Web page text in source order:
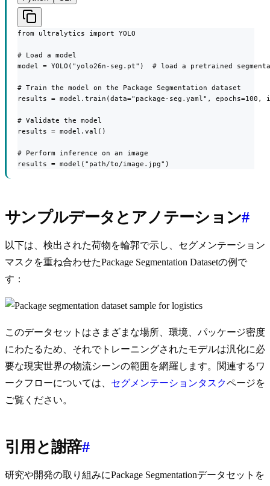
from ultralytics import YOLO
# Load a model
model = YOLO("yolo26n-seg.pt")  # load a pretrained
# Train the model on the Package Segmentation dataset
results = model.train(data="package-seg.yaml", epochs=100,
# Validate the model
results = model.val()
# Perform inference on an image
results = model("path/to/image.jpg")
サンプルデータとアノテーション#
以下は、検出された荷物を輪郭で示し、セグメンテーション
マスクを重ね合わせたPackage Segmentation Datasetの例で
す：
このデータセットはさまざまな場所、環境、パッケージ密度
にわたるため、それでトレーニングされたモデルは汎化に必
要な現実世界の物流シーンの範囲を網羅します。関連するワ
ークフローについては、 セグメンテーションタスクページを
ご覧ください。
引用と謝辞#
研究や開発の取り組みにPackage Segmentationデータセットを